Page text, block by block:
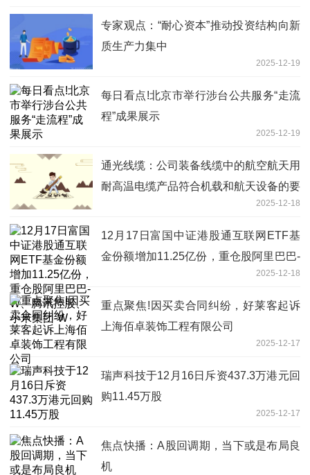
专家观点：“耐心资本”推动投资结构向新
质生产力集中
2025-12-19
每日看点!北京市举行涉台公共服务“走流
程”成果展示
2025-12-19
通光线缆：公司装备线缆中的航空航天用
耐高温电缆产品符合机载和航天设备的要
2025-12-18
12月17日富国中证港股通互联网ETF基
金份额增加11.25亿份，重仓股阿里巴巴-
2025-12-18
重点聚焦!因买卖合同纠纷，好莱客起诉
上海佰卓装饰工程有限公司
2025-12-17
瑞声科技于12月16日斥资437.3万港元回
购11.45万股
2025-12-17
焦点快播：A股回调期，当下或是布局良
机